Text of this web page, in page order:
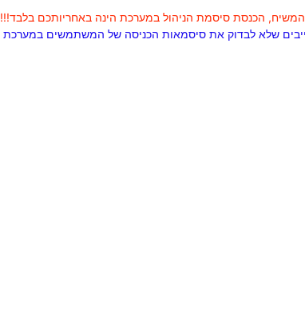
הכנסת סיסמת הניהול במערכת הינה באחריותכם בלבד!!!
שלא לבדוק את סיסמאות הכניסה של המשתמשים במערכת